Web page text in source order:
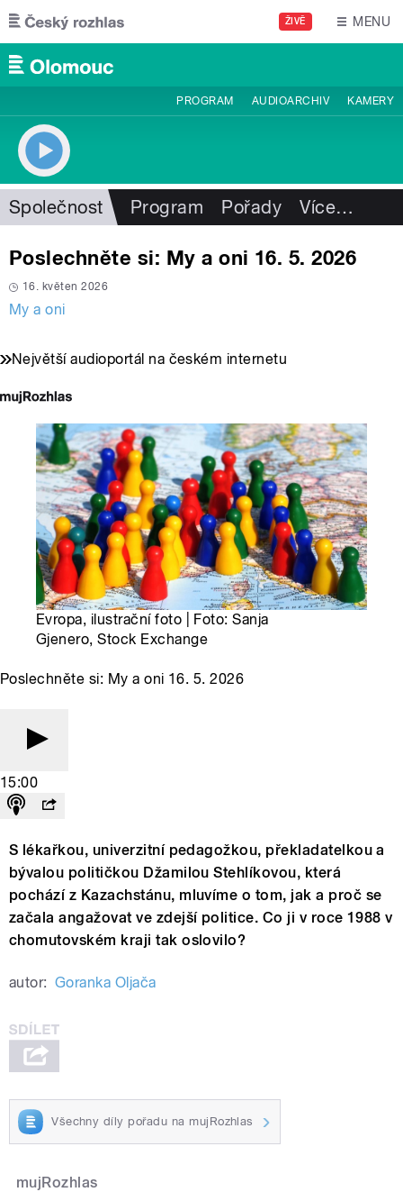
Přejít k hlavnímu obsahu
ŽIVĚ MENU
PROGRAM AUDIOARCHIV KAMERY
Společnost Program Pořady Více…
Poslechněte si: My a oni 16. 5. 2026
16. květen 2026
My a oni
Největší audioportál na českém internetu
Evropa, ilustrační foto | Foto: Sanja
Gjenero, Stock Exchange
Poslechněte si: My a oni 16. 5. 2026
15:00
S lékařkou, univerzitní pedagožkou, překladatelkou a
bývalou političkou Džamilou Stehlíkovou, která
pochází z Kazachstánu, mluvíme o tom, jak a proč se
začala angažovat ve zdejší politice. Co ji v roce 1988 v
chomutovském kraji tak oslovilo?
autor: Goranka Oljača
Všechny díly pořadu na mujRozhlas
mujRozhlas